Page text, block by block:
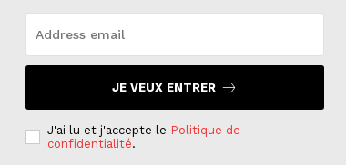
JE VEUX ENTRER
J'ai lu et j'accepte le Politique de
confidentialité.